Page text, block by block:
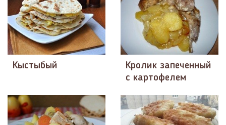
Кыстыбый
Кролик запеченный
с картофелем